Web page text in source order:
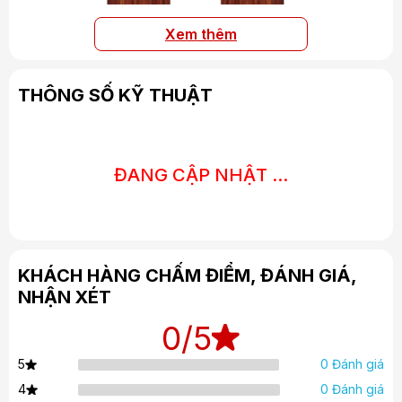
hoặc phiên bản Response D30/DS – tweeter vòm vòm lụa,
Xem thêm
THÔNG SỐ KỸ THUẬT
ĐANG CẬP NHẬT ...
KHÁCH HÀNG CHẤM ĐIỂM, ĐÁNH GIÁ,
NHẬN XÉT
0/5
5
0 Đánh giá
4
0 Đánh giá